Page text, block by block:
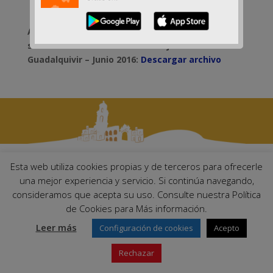
Aprobación del documento de análisis de la
situación del sector de la naranja en el valle del
Guadalquivir – Junio 2016: Descargar archivo
Ayuntamiento de Palma del Río. Plaza Mayor de Andalucía, 1 C.P:
14700 – Palma del Río (Córdoba)
Email:ayuntamiento@palmadelrio.es
Teléfono: 957 71 02 44 | Fax: 957 64 47 39
Esta web utiliza cookies propias y de terceros para ofrecerle
una mejor experiencia y servicio. Si continúa navegando,
consideramos que acepta su uso. Consulte nuestra Política
de Cookies para Más información.
Leer más
Configuración de cookies Acepto
Rechazar